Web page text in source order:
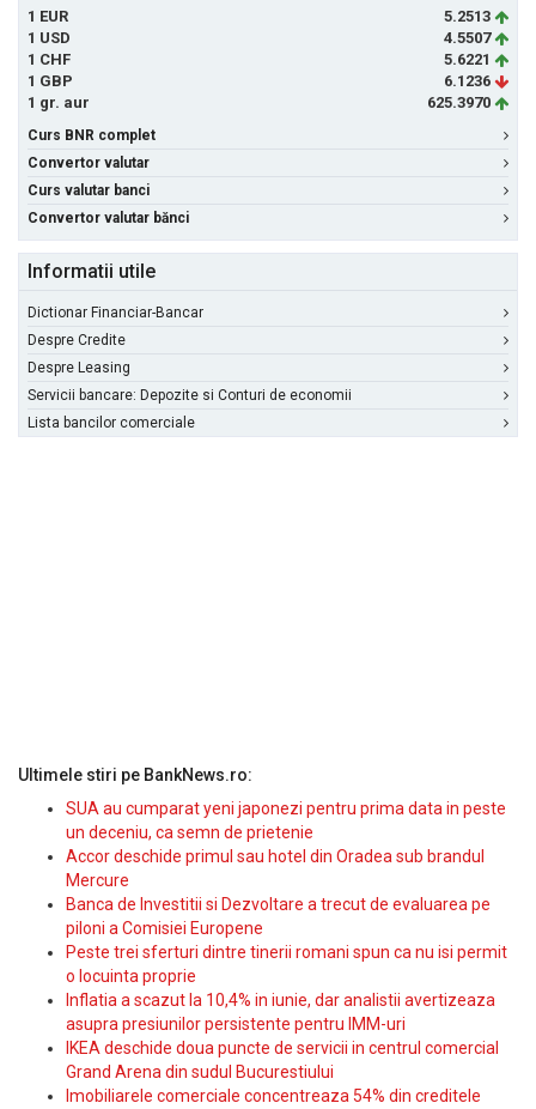
1 EUR
5.2513
1 USD
4.5507
1 CHF
5.6221
1 GBP
6.1236
1 gr. aur
625.3970
Curs BNR complet
Convertor valutar
Curs valutar banci
Convertor valutar bănci
Informatii utile
Dictionar Financiar-Bancar
Despre Credite
Despre Leasing
Servicii bancare: Depozite si Conturi de economii
Lista bancilor comerciale
Ultimele stiri pe BankNews.ro:
SUA au cumparat yeni japonezi pentru prima data in peste
un deceniu, ca semn de prietenie
Accor deschide primul sau hotel din Oradea sub brandul
Mercure
Banca de Investitii si Dezvoltare a trecut de evaluarea pe
piloni a Comisiei Europene
Peste trei sferturi dintre tinerii romani spun ca nu isi permit
o locuinta proprie
Inflatia a scazut la 10,4% in iunie, dar analistii avertizeaza
asupra presiunilor persistente pentru IMM-uri
IKEA deschide doua puncte de servicii in centrul comercial
Grand Arena din sudul Bucurestiului
Imobiliarele comerciale concentreaza 54% din creditele